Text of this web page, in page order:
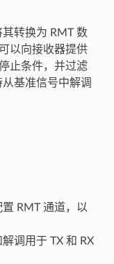
转换为 RMT 数
以向接收器提供
止条件，并过滤
基准信号中解调
RMT 通道，以
调用于 TX 和 RX